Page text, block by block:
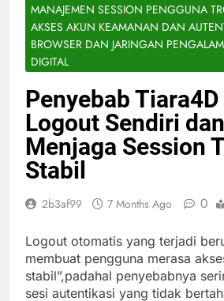
MANAJEMEN SESSION PENGGUNA
AKSES AKUN KEAMANAN DAN
BROWSER DAN JARINGAN
DIGITAL
Penyebab
Logout Sendiri
Menjaga Session
Stabil
2b3af99 7 Months Ago 0
Logout otomatis yang terjadi
membuat pengguna merasa
stabil”,padahal penyebabnya
sesi autentikasi yang tidak